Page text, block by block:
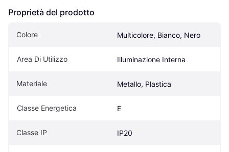
Proprietà del prodotto
Colore Multicolore, Bianco, Nero
Area Di Utilizzo Illuminazione Interna
Materiale Metallo, Plastica
Classe Energetica E
Classe IP IP20